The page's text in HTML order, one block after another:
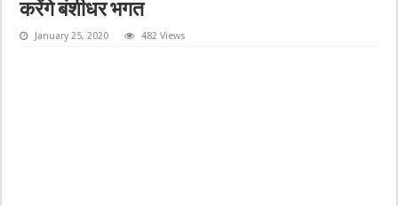
करेंगे बंशीधर भगत
January 25, 2020 482 Views